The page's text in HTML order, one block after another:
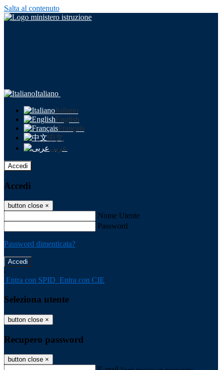
Salta al contenuto
Italiano
Italiano
English
Français
中文
عربى
Accedi
Accedi
button close ×
Nome Utente
Password
Password dimenticata?
-
Entra con SPID Entra con CIE
Seleziona utente
button close ×
Recupero password
button close ×